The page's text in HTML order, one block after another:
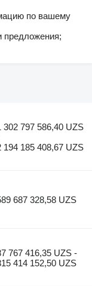
по вашему
предложения;
302 797 586,40 UZS
194 185 408,67 UZS
687 328,58 UZS
767 416,35 UZS -
414 152,50 UZS